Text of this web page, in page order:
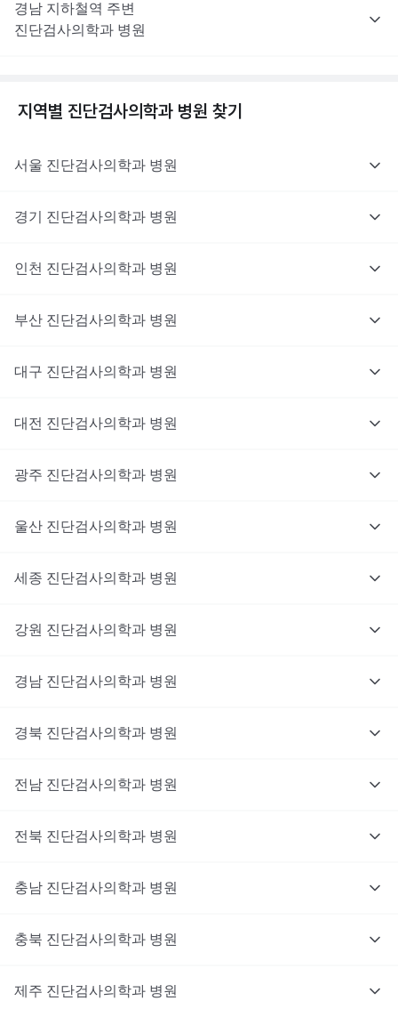
경남 지하철역 주변
진단검사의학과 병원
지역별 진단검사의학과 병원 찾기
서울 진단검사의학과 병원
경기 진단검사의학과 병원
인천 진단검사의학과 병원
부산 진단검사의학과 병원
대구 진단검사의학과 병원
대전 진단검사의학과 병원
광주 진단검사의학과 병원
울산 진단검사의학과 병원
세종 진단검사의학과 병원
강원 진단검사의학과 병원
경남 진단검사의학과 병원
경북 진단검사의학과 병원
전남 진단검사의학과 병원
전북 진단검사의학과 병원
충남 진단검사의학과 병원
충북 진단검사의학과 병원
제주 진단검사의학과 병원
대기없이 진료를 받고 싶으신가요?